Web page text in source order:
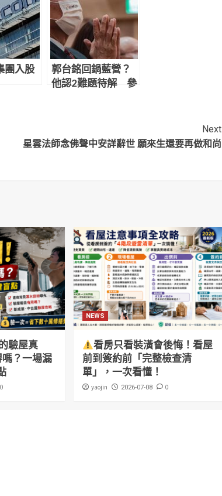
團入股
郭台銘回鍋藍營？
他認2難題待解 參
Next
星雲法師念佛聲中安詳辭世 願來生還要再做和尚
驗屋真
？一場漏
0
NEWS
看房只看裝潢會後悔！看屋
前到簽約前「完整檢查清
單」，一次看懂！
yaojin 2026-07-08 0